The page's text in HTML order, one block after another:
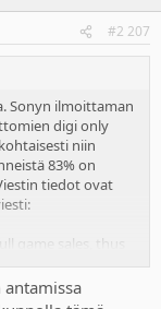
#2 207
Sonyn ilmoittaman
digi only
niin
83% on
tiedot ovat
game sales, thus
from back